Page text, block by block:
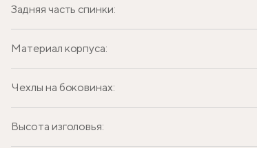
Задняя часть спинки:
Материал корпуса:
Чехлы на боковинах:
Высота изголовья: